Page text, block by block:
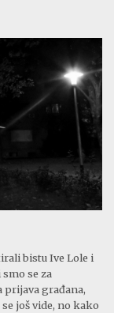
bistu Ive Lole i
se za
prijava građana,
još vide, no kako